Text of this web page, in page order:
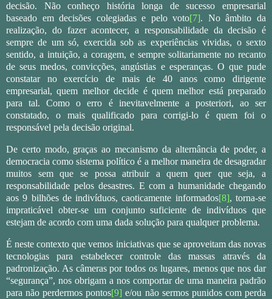
decisão. Não conheço história longa de sucesso empresarial
baseado em decisões colegiadas e pelo voto[7]. No âmbito da
realização, do fazer acontecer, a responsabilidade da decisão é
sempre de um só, exercida sob as experiências vividas, o sexto
sentido, a intuição, a coragem, e sempre solitariamente no recanto
de seus medos, convicções, angústias e esperanças. O que pude
constatar no exercício de mais de 40 anos como dirigente
empresarial, quem melhor decide é quem melhor está preparado
para tal. Como o erro é inevitavelmente a posteriori, ao ser
constatado, o mais qualificado para corrigi-lo é quem foi o
responsável pela decisão original.
De certo modo, graças ao mecanismo da alternância de poder, a
democracia como sistema político é a melhor maneira de desagradar
muitos sem que se possa atribuir a quem quer que seja, a
responsabilidade pelos desastres. E com a humanidade chegando
aos 9 bilhões de indivíduos, caoticamente informados[8], torna-se
impraticável obter-se um conjunto suficiente de indivíduos que
estejam de acordo com uma dada solução para qualquer problema.
É neste contexto que vemos iniciativas que se aproveitam das novas
tecnologias para estabelecer controle das massas através da
padronização. As câmeras por todos os lugares, menos que nos dar
“segurança”, nos obrigam a nos comportar de uma maneira padrão
para não perdermos pontos[9] e/ou não sermos punidos com perda